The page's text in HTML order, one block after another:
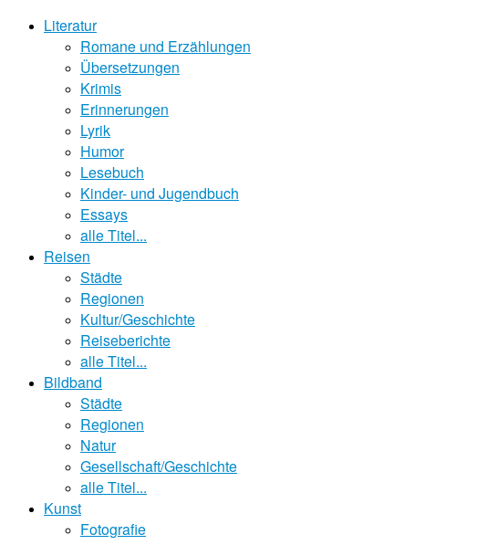
Literatur
Romane und Erzählungen
Übersetzungen
Krimis
Erinnerungen
Lyrik
Humor
Lesebuch
Kinder- und Jugendbuch
Essays
alle Titel...
Reisen
Städte
Regionen
Kultur/Geschichte
Reiseberichte
alle Titel...
Bildband
Städte
Regionen
Natur
Gesellschaft/Geschichte
alle Titel...
Kunst
Fotografie